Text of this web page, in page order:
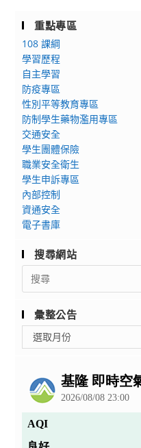
重點專區
108 課綱
學習歷程
自主學習
防疫專區
性別平等教育專區
防制學生藥物濫用專區
交通安全
學生團體保險
職業安全衛生
學生申訴專區
內部控制
資通安全
電子書庫
搜尋網站
Search
for:
彙整公告
整
選取月份